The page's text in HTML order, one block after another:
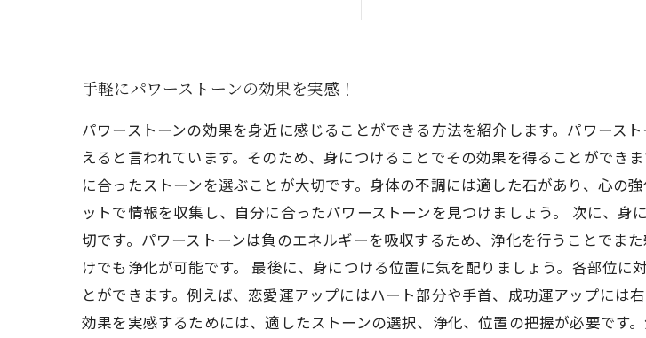
恋愛運アップも！？
手軽にパワーストーンの効果を実感！
パワーストーンの効果を身近に感じることができる方法を紹介します。パワース
えると言われています。そのため、身につけることでその効果を得ることができ
に合ったストーンを選ぶことが大切です。身体の不調には適した石があり、心の
ットで情報を収集し、自分に合ったパワーストーンを見つけましょう。 次に、
切です。パワーストーンは負のエネルギーを吸収するため、浄化を行うことでま
けでも浄化が可能です。 最後に、身につける位置に気を配りましょう。各部位
とができます。例えば、恋愛運アップにはハート部分や手首、成功運アップには
効果を実感するためには、適したストーンの選択、浄化、位置の把握が必要です